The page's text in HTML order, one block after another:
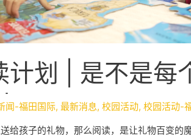
计划 | 是不是每
王”？
闻-福田国际,最新消息,校园活动,校园活动-
给孩子的礼物，那么阅读，是让礼物百变的